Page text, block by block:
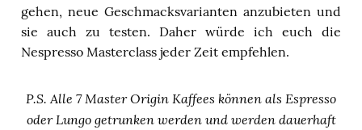
gehen, neue Geschmacksvarianten anzubieten und
sie auch zu testen. Daher würde ich euch die
Nespresso Masterclass jeder Zeit empfehlen.
P.S. Alle 7 Master Origin Kaffees können als Espresso
oder Lungo getrunken werden und werden dauerhaft